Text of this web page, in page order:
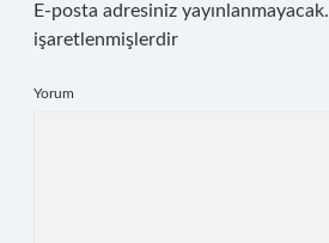
E-posta adresiniz yayınlanmayacak.
işaretlenmişlerdir
Yorum